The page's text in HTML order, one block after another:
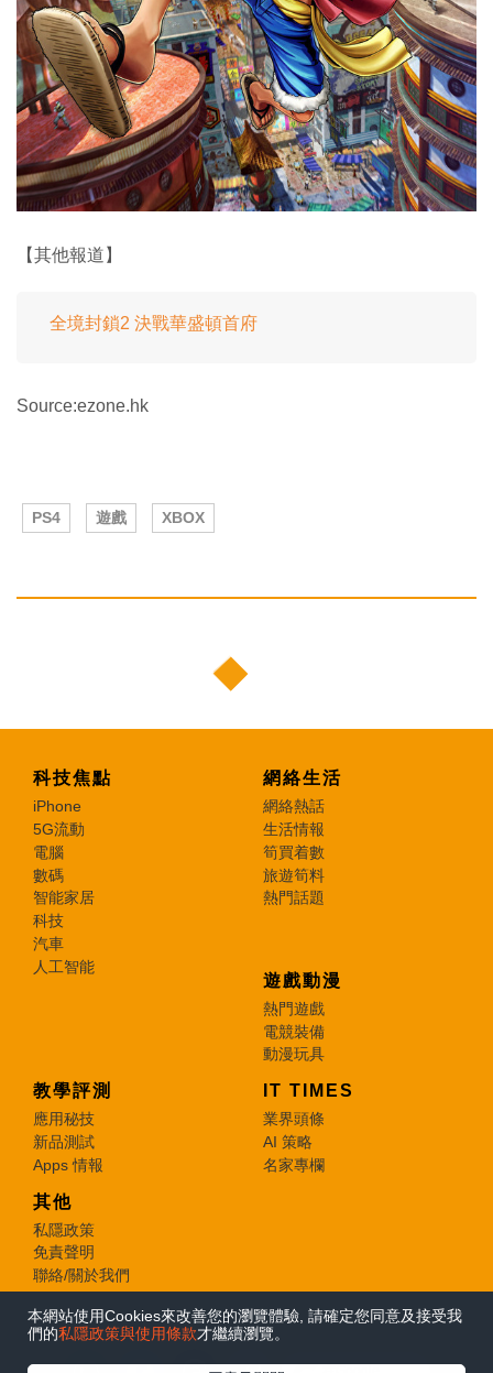
本網站使用Cookies來改善您的瀏覽體驗, 請確定您同意及接受我
們的私隱政策與使用條款才繼續瀏覽。
【其他報道】
全境封鎖2 決戰華盛頓首府
Source:ezone.hk
PS4 遊戲 XBOX
科技焦點
iPhone
5G流動
電腦
數碼
智能家居
科技
汽車
人工智能
網絡生活
網絡熱話
生活情報
筍買着數
旅遊筍料
熱門話題
遊戲動漫
熱門遊戲
電競裝備
動漫玩具
教學評測
應用秘技
新品測試
Apps 情報
IT TIMES
業界頭條
AI 策略
名家專欄
其他
私隱政策
免責聲明
聯絡/關於我們
© 2026 e-zone. All Rights Reserved.